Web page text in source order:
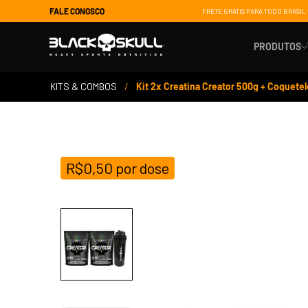
FALE CONOSCO FRETE GRÁTIS PARA TODO BRASIL
PRODUTOS
KITS & COMBOS Kit 2x Creatina Creator 500g +
R$0,50 por dose